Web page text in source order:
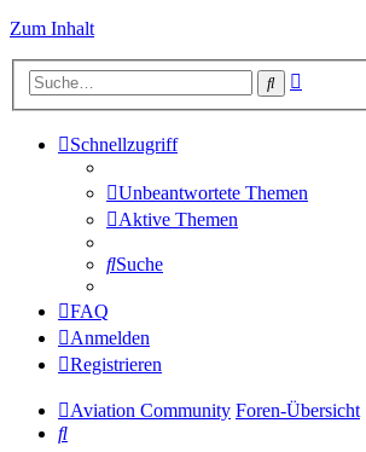
Zum Inhalt
Suche
Schnellzugriff
Unbeantwortete Themen
Aktive Themen
Suche
FAQ
Anmelden
Registrieren
Aviation Community Foren-Übersicht
Suche